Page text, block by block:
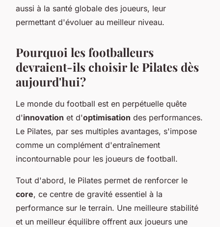
aussi à la santé globale des joueurs, leur
permettant d'évoluer au meilleur niveau.
Pourquoi les footballeurs
devraient-ils choisir le Pilates dès
aujourd'hui?
Le monde du football est en perpétuelle quête
d'innovation et d'optimisation des performances.
Le Pilates, par ses multiples avantages, s'impose
comme un complément d'entraînement
incontournable pour les joueurs de football.
Tout d'abord, le Pilates permet de renforcer le
core, ce centre de gravité essentiel à la
performance sur le terrain. Une meilleure stabilité
et un meilleur équilibre offrent aux joueurs une